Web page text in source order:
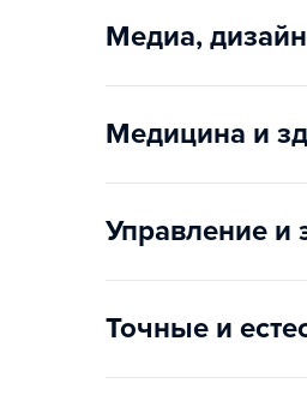
Медиа, дизайн
Медицина и
Управление и
Точные и